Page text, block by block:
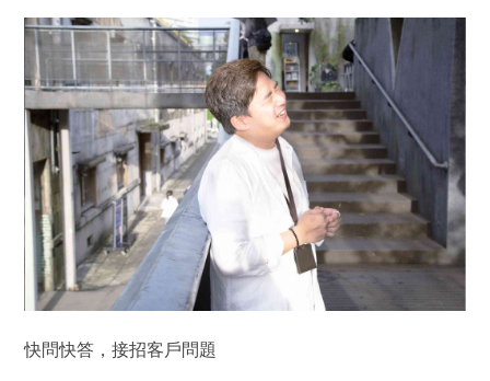
快問快答，接招客戶問題